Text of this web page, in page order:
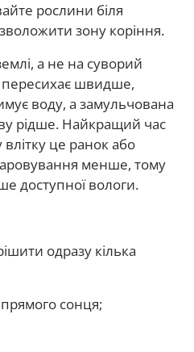
рослини біля
зону коріння.
а не на суворий
пересихає швидше,
воду, а замульчована
рідше. Найкращий час
це ранок або
менше, тому
доступної вологи.
одразу кілька
сонця;